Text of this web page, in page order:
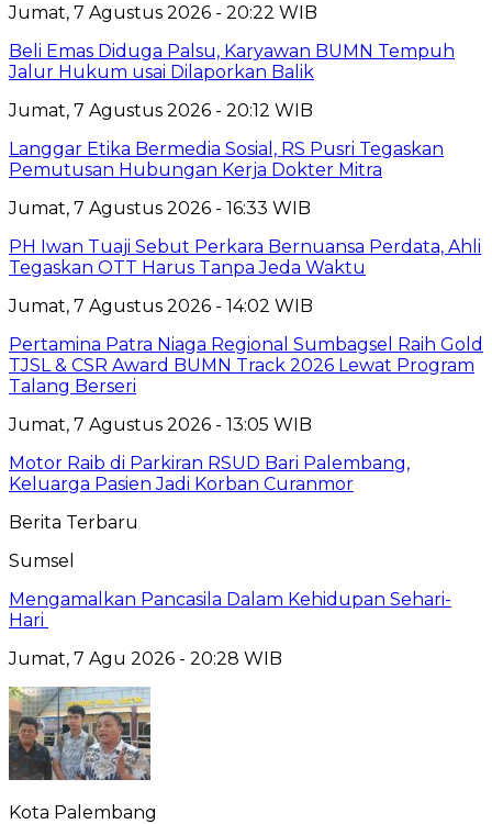
Jumat, 7 Agustus 2026 - 20:22 WIB
Beli Emas Diduga Palsu, Karyawan BUMN Tempuh
Jalur Hukum usai Dilaporkan Balik
Jumat, 7 Agustus 2026 - 20:12 WIB
Langgar Etika Bermedia Sosial, RS Pusri Tegaskan
Pemutusan Hubungan Kerja Dokter Mitra
Jumat, 7 Agustus 2026 - 16:33 WIB
PH Iwan Tuaji Sebut Perkara Bernuansa Perdata, Ahli
Tegaskan OTT Harus Tanpa Jeda Waktu
Jumat, 7 Agustus 2026 - 14:02 WIB
Pertamina Patra Niaga Regional Sumbagsel Raih Gold
TJSL & CSR Award BUMN Track 2026 Lewat Program
Talang Berseri
Jumat, 7 Agustus 2026 - 13:05 WIB
Motor Raib di Parkiran RSUD Bari Palembang,
Keluarga Pasien Jadi Korban Curanmor
Berita Terbaru
Sumsel
Mengamalkan Pancasila Dalam Kehidupan Sehari-
Hari
Jumat, 7 Agu 2026 - 20:28 WIB
Kota Palembang